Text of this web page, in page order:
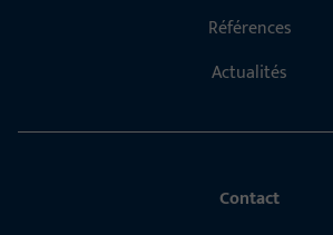
Références
Actualités
Contact